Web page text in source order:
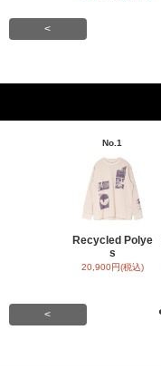
<
No.1
Recycled Polye
s
20,900円(税込)
<